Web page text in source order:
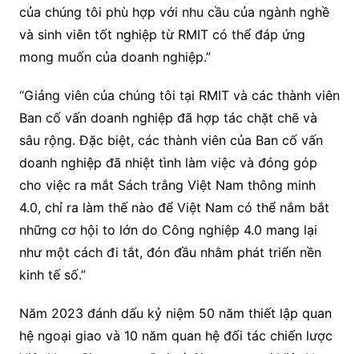
của chúng tôi phù hợp với nhu cầu của ngành nghề
và sinh viên tốt nghiệp từ RMIT có thể đáp ứng
mong muốn của doanh nghiệp.”
“Giảng viên của chúng tôi tại RMIT và các thành viên
Ban cố vấn doanh nghiệp đã hợp tác chặt chẽ và
sâu rộng. Đặc biệt, các thành viên của Ban cố vấn
doanh nghiệp đã nhiệt tình làm việc và đóng góp
cho việc ra mắt Sách trắng Việt Nam thông minh
4.0, chỉ ra làm thế nào để Việt Nam có thể nắm bắt
những cơ hội to lớn do Công nghiệp 4.0 mang lại
như một cách đi tắt, đón đầu nhằm phát triển nền
kinh tế số.”
Năm 2023 đánh dấu kỷ niệm 50 năm thiết lập quan
hệ ngoại giao và 10 năm quan hệ đối tác chiến lược